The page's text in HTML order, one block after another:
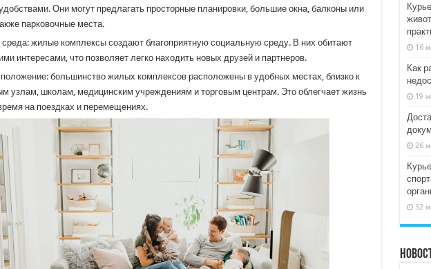
Они могут предлагать просторные планировки, большие окна, балконы или
парковочные места.
жилые комплексы создают благоприятную социальную среду. В них обитают
интересами, что позволяет легко находить новых друзей и партнеров.
большинство жилых комплексов расположены в удобных местах, близко к
узлам, школам, медицинским учреждениям и торговым центрам. Это облегчает жизнь
на поездках и перемещениях.
16
Как
19
26
32